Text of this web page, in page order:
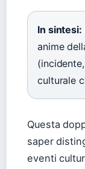
In sintesi:
anime
culturale
Questa
saper
eventi